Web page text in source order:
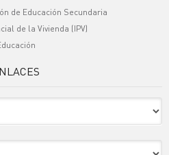
de Educación Secundaria
de la Vivienda (IPV)